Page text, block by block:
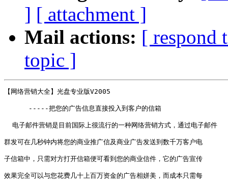
] [ attachment ]
Mail actions: [ respond
topic ]
【网络营销大全】光盘专业版V2005
      -----把您的广告信息直接投入到客户的信箱
  电子邮件营销是目前国际上很流行的一种网络营销方式，通过电子邮件
群发可在几秒钟内将您的商业推广信及商业广告发送到数千万客户电
子信箱中，只需对方打开信箱便可看到您的商业信件，它的广告宣传
效果完全可以与您花费几十上百万资金的广告相姘美，而成本只需每